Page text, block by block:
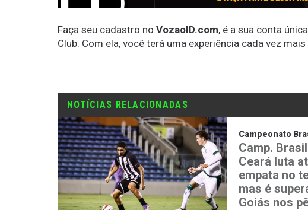
Faça seu cadastro no VozaoID.com, é a sua conta
Club. Com ela, você terá uma experiência cada vez
NOTÍCIAS RELACIONADAS
Campeonato
Camp.
Ceará luta
empata no
mas é
Goiás nos